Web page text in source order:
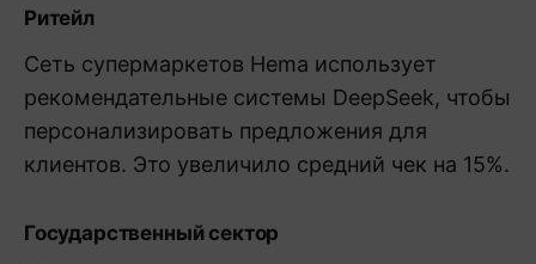
Ритейл
Сеть супермаркетов Hema использует
рекомендательные системы DeepSeek, чтобы
персонализировать предложения для
клиентов. Это увеличило средний чек на 15%.
Государственный сектор